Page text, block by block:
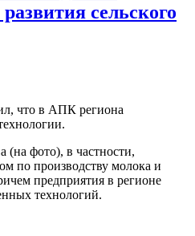
сельского
что в АПК региона
(на фото), в частности,
по производству молока и
предприятия в регионе
технологий.